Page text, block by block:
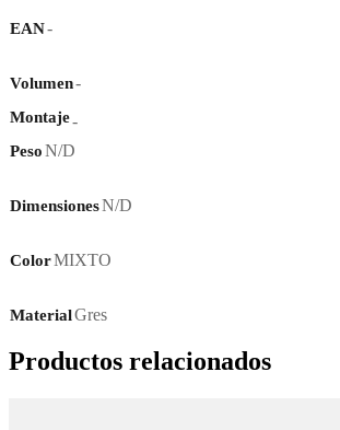
EAN-
Volumen-
Montaje-
PesoN/D
DimensionesN/D
ColorMIXTO
MaterialGres
Productos relacionados